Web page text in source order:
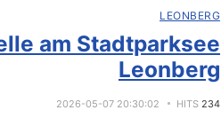
LEONBERG
am Stadtparksee
Leonberg
2026-05-07 20:30:02 HITS 234